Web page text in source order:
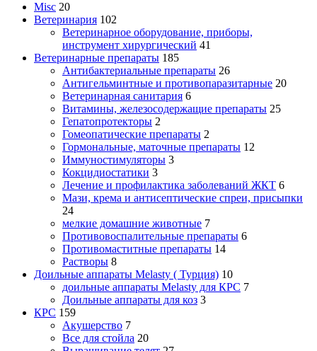
Misc 20
Ветеринария 102
Ветеринарное оборудование, приборы,
инструмент хирургический 41
Ветеринарные препараты 185
Антибактериальные препараты 26
Антигельминтные и противопаразитарные 20
Ветеринарная санитария 6
Витамины, железосодержащие препараты 25
Гепатопротекторы 2
Гомеопатические препараты 2
Гормональные, маточные препараты 12
Иммуностимуляторы 3
Кокцидиостатики 3
Лечение и профилактика заболеваний ЖКТ 6
Мази, крема и антисептические спреи, присыпки
24
мелкие домашние животные 7
Противовоспалительные препараты 6
Противомаститные препараты 14
Растворы 8
Доильные аппараты Melasty ( Турция) 10
доильные аппараты Melasty для КРС 7
Доильные аппараты для коз 3
КРС 159
Акушерство 7
Все для стойла 20